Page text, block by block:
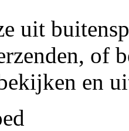
uit
of
en